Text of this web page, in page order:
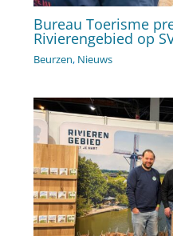
Bureau Toerisme
Rivierengebied op
Beurzen, Nieuws